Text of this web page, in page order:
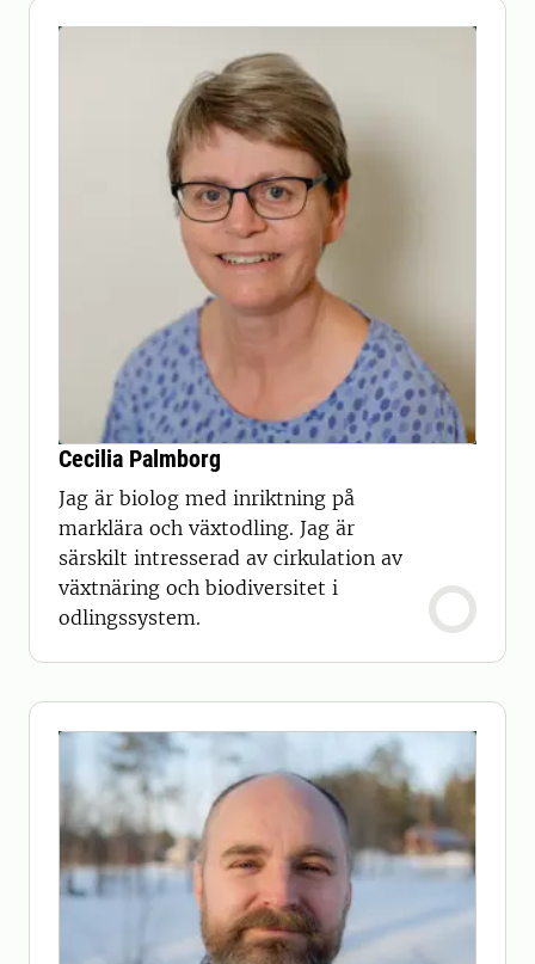
Cecilia Palmborg
Jag är biolog med inriktning på
marklära och växtodling. Jag är
särskilt intresserad av cirkulation av
växtnäring och biodiversitet i
odlingssystem.